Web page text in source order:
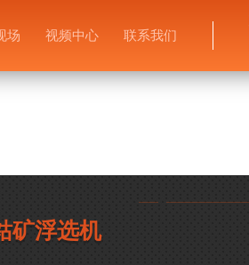
场 视频中心 联系我们
矿浮选机